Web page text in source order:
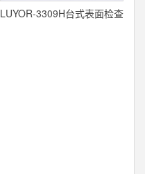
LUYOR-3309H台式表面检查